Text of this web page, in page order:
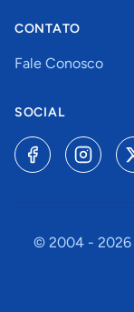
CONTATO
Fale Conosco
SOCIAL
© 2004 - 2026